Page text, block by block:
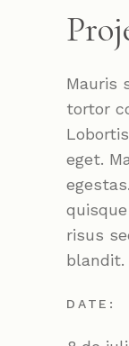
Mauris
tortor
eget.
risus
blandit.
DATE: